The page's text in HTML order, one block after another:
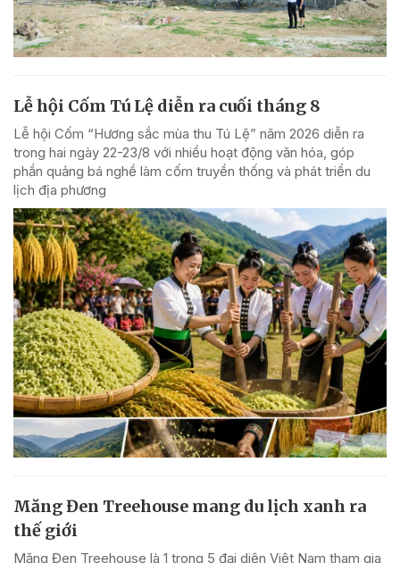
Lễ hội Cốm Tú Lệ diễn ra cuối tháng 8
Lễ hội Cốm “Hương sắc mùa thu Tú Lệ” năm 2026 diễn ra
trong hai ngày 22-23/8 với nhiều hoạt động văn hóa, góp
phần quảng bá nghề làm cốm truyền thống và phát triển du
lịch địa phương
Măng Đen Treehouse mang du lịch xanh ra
thế giới
Măng Đen Treehouse là 1 trong 5 đại diện Việt Nam tham gia